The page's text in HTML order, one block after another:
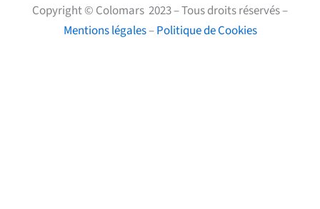
Copyright © Colomars 2023 – Tous droits réservés –
Mentions légales–Politique de Cookies